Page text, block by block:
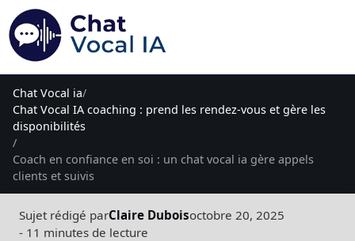
Chat Vocal ia/
Chat Vocal IA coaching : prend les rendez-vous et gère les
disponibilités
/
Coach en confiance en soi : un chat vocal ia gère appels
clients et suivis
Sujet rédigé parClaire Duboisoctobre 20, 2025
- 11 minutes de lecture